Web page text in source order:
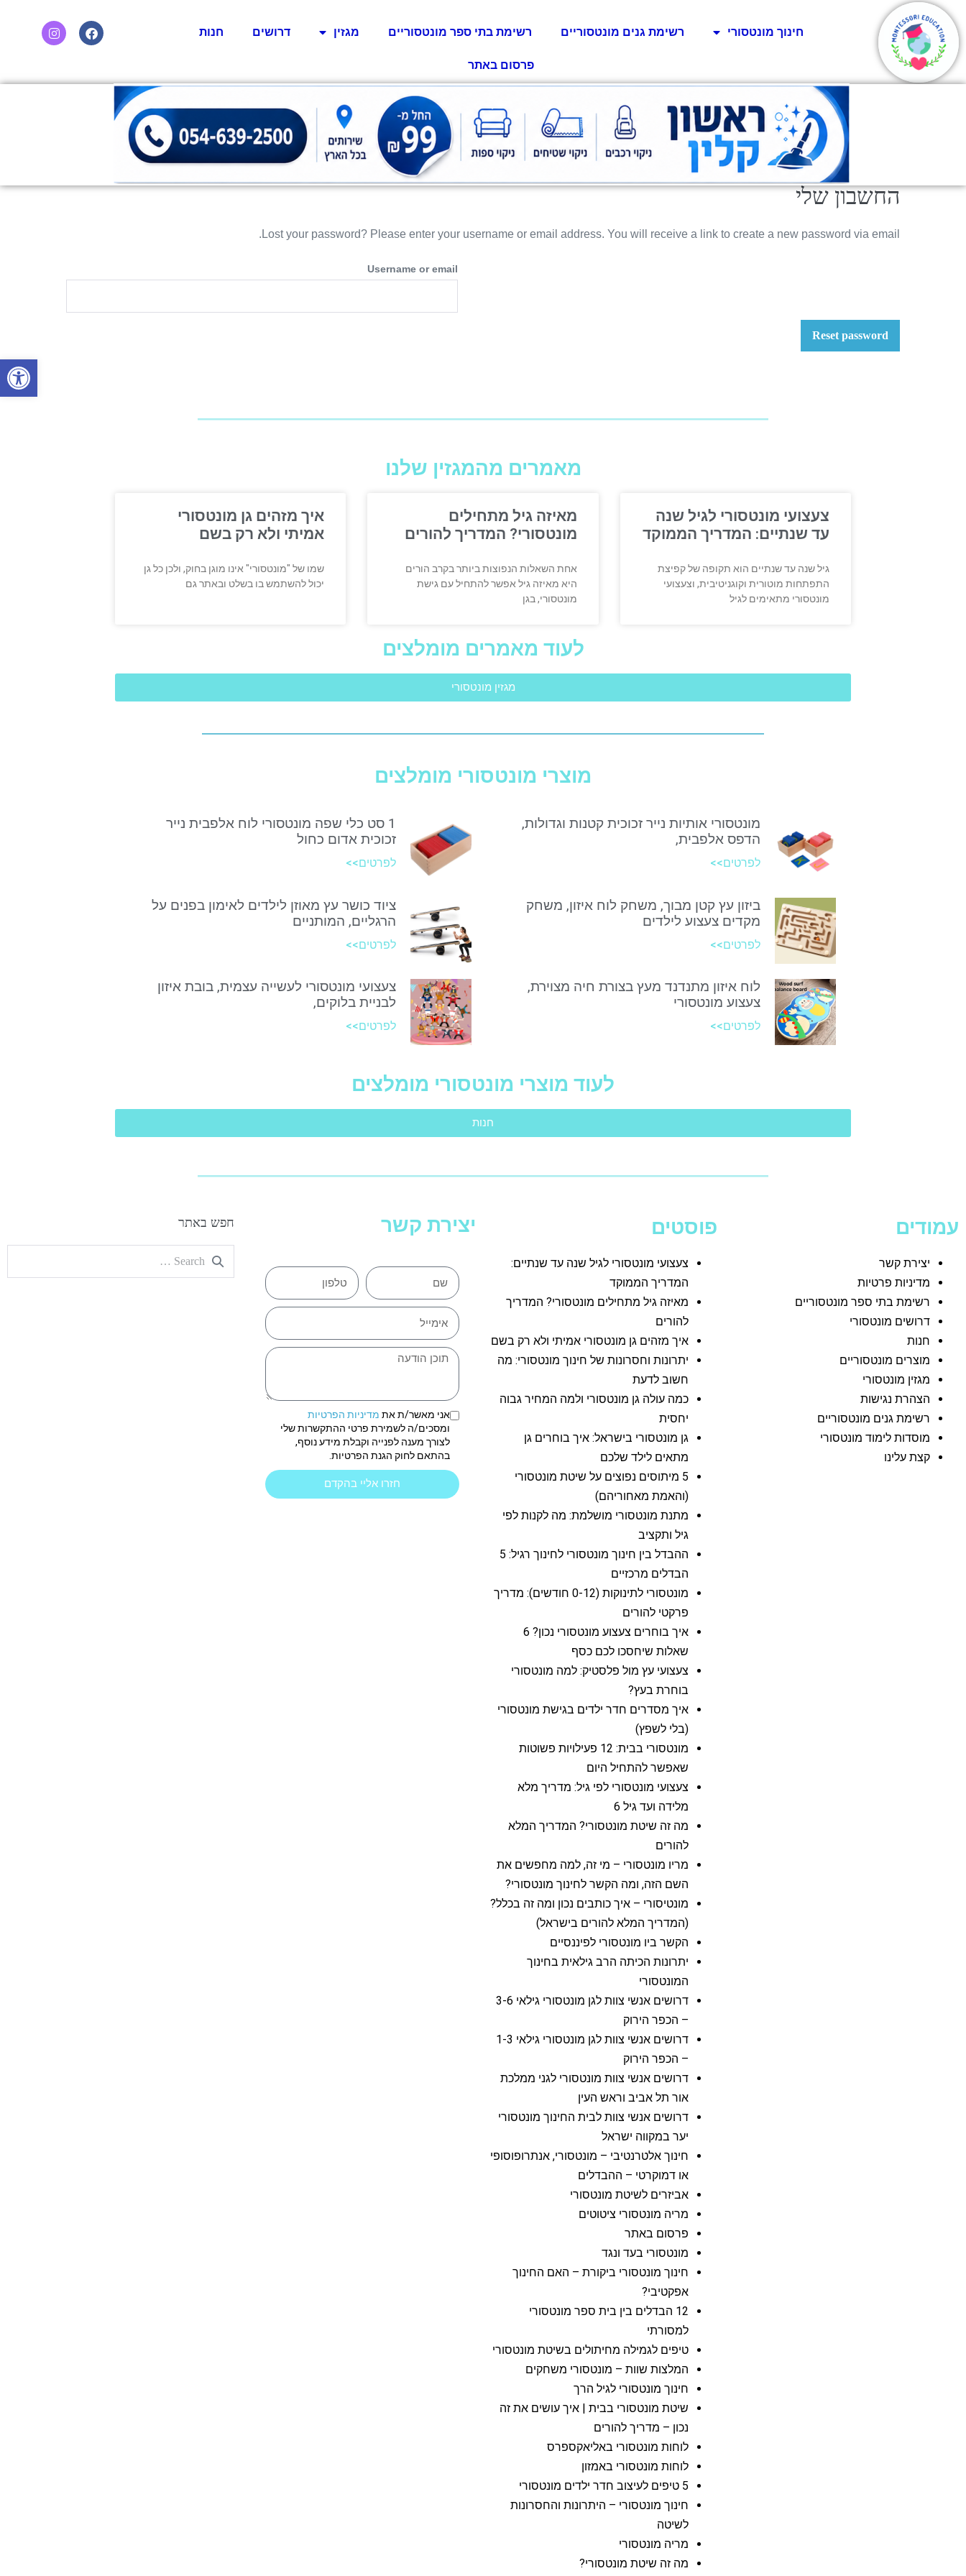
פתח
חינוך מונטסורי רשימת גנים מונטסוריים רשימת בתי ספר מונטסוריים מגזין דרושים חנות
פרסום באתר
החשבון שלי
Lost your password? Please enter your username or email address. You will receive a link to create a new password via email.
Username or email
Reset password
מאמרים מהמגזין שלנו
צעצועי מונטסורי לגיל שנה
עד שנתיים: המדריך הממוקד
גיל שנה עד שנתיים הוא תקופה של קפיצת
התפתחות מוטורית וקוגניטיבית, וצעצועי
מונטסורי מתאימים לגיל
מאיזה גיל מתחילים
מונטסורי? המדריך להורים
אחת השאלות הנפוצות ביותר בקרב הורים
היא מאיזה גיל אפשר להתחיל עם גישת
מונטסורי, בגן
איך מזהים גן מונטסורי
אמיתי ולא רק בשם
שמו של "מונטסורי" אינו מוגן בחוק, ולכן כל גן
יכול להשתמש בו בשלט ובאתר גם
לעוד מאמרים מומלצים
מגזין מונטסורי
מוצרי מונטסורי מומלצים
מונטסורי אותיות נייר זכוכית קטנות וגדולות,
הדפס אלפבית,
לפרטים>>
1 סט כלי שפה מונטסורי לוח אלפבית נייר
זכוכית אדום כחול
לפרטים>>
ביזון עץ קטן מבוך, משחק לוח איזון, משחק
מקדים צעצוע לילדים
לפרטים>>
ציוד כושר עץ מאוזן לילדים לאימון בפנים על
הרגליים, המותניים
לפרטים>>
לוח איזון מתנדנד מעץ בצורת חיה מצוירת,
צעצוע מונטסורי
לפרטים>>
צעצועי מונטסורי לעשייה עצמית, בובת איזון
לבניית בלוקים,
לפרטים>>
לעוד מוצרי מונטסורי מומלצים
חנות
עמודים
יצירת קשר
מדיניות פרטיות
רשימת בתי ספר מונטסוריים
דרושים מונטסורי
חנות
מוצרים מונטסוריים
מגזין מונטסורי
הצהרת נגישות
רשימת גנים מונטסוריים
מוסדות לימוד מונטסורי
קצת עלינו
פוסטים
צעצועי מונטסורי לגיל שנה עד שנתיים:
המדריך הממוקד
מאיזה גיל מתחילים מונטסורי? המדריך
להורים
איך מזהים גן מונטסורי אמיתי ולא רק בשם
יתרונות וחסרונות של חינוך מונטסורי: מה
חשוב לדעת
כמה עולה גן מונטסורי ולמה המחיר גבוה
יחסית
גן מונטסורי בישראל: איך בוחרים גן
מתאים לילד שלכם
5 מיתוסים נפוצים על שיטת מונטסורי
(והאמת מאחוריהם)
מתנת מונטסורי מושלמת: מה לקנות לפי
גיל ותקציב
ההבדל בין חינוך מונטסורי לחינוך רגיל: 5
הבדלים מרכזיים
מונטסורי לתינוקות (0-12 חודשים): מדריך
פרקטי להורים
איך בוחרים צעצוע מונטסורי נכון? 6
שאלות שיחסכו לכם כסף
צעצועי עץ מול פלסטיק: למה מונטסורי
בוחרת בעץ?
איך מסדרים חדר ילדים בגישת מונטסורי
(בלי לשפץ)
מונטסורי בבית: 12 פעילויות פשוטות
שאפשר להתחיל היום
צעצועי מונטסורי לפי גיל: מדריך מלא
מלידה ועד גיל 6
מה זה שיטת מונטסורי? המדריך המלא
להורים
מריו מונטסורי – מי זה, למה מחפשים את
השם הזה, ומה הקשר לחינוך מונטסורי?
מונטיסורי – איך כותבים נכון ומה זה בכלל?
(המדריך המלא להורים בישראל)
הקשר ביו מונטסורי לפיננסיים
יתרונות הכיתה הרב גילאית בחינוך
המונטסורי
דרושים אנשי צוות לגן מונטסורי גילאי 3-6
– הכפר הירוק
דרושים אנשי צוות לגן מונטסורי גילאי 1-3
– הכפר הירוק
דרושים אנשי צוות מונטסורי לגני ממלכת
אור תל אביב וראש העין
דרושים אנשי צוות לבית החינוך מונטסורי
יער במקווה ישראל
חינוך אלטרנטיבי – מונטסורי, אנתרופוסופי
או דמוקרטי – ההבדלים
אביזרים לשיטת מונטסורי
מריה מונטסורי ציטוטים
פרסום באתר
מונטסורי בעד ונגד
חינוך מונטסורי ביקורת – האם החינוך
אפקטיבי?
12 הבדלים בין בית ספר מונטסורי
למסורתי
טיפים לגמילה מחיתולים בשיטת מונטסורי
המלצות שוות – מונטסורי משחקים
חינוך מונטסורי לגיל הרך
שיטת מונטסורי בבית | איך עושים את זה
נכון – מדריך להורים
לוחות מונטסורי באליאקספרס
לוחות מונטסורי באמזון
5 טיפים לעיצוב חדר ילדים מונטסורי
חינוך מונטסורי – היתרונות והחסרונות
לשיטה
מריה מונטסורי
מה זה שיטת מונטסורי?
יצירת קשר
אני מאשר/ת את מדיניות הפרטיות
ומסכים/ה לשמירת פרטי ההתקשרות שלי
לצורך מענה לפנייה וקבלת מידע נוסף,
בהתאם לחוק הגנת הפרטיות.
חזרו אליי בהקדם
חפש באתר